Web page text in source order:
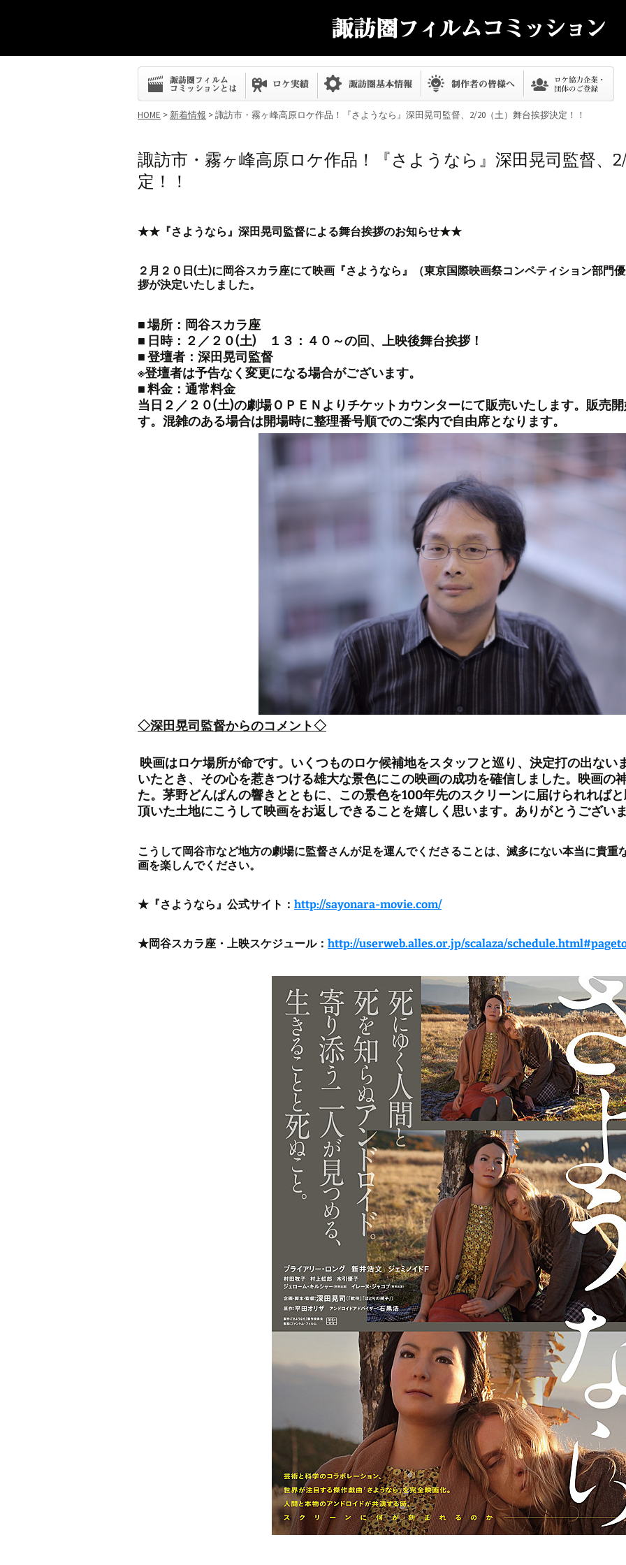
コ
テ
ン
ス
キ
ッ
プ
HOME > 新着情報 > 諏訪市・霧ヶ峰高原ロケ作品！『さようなら』深田晃司監督、2/20（土）舞台挨拶決定！！
諏訪市・霧ヶ峰高原ロケ作品！『さようなら』深田晃司監督、
定！！
★★『さようなら』深田晃司監督による舞台挨拶のお知らせ★★
２月２０日(土)に岡谷スカラ座にて映画『さようなら』（東京国際映画祭コンペティション部門
拶が決定いたしました。
■ 場所：岡谷スカラ座
■ 日時：２／２０(土) １３：４０～の回、上映後舞台挨拶！
■ 登壇者：深田晃司監督
※登壇者は予告なく変更になる場合がございます。
■ 料金：通常料金
当日２／２０(土)の劇場ＯＰＥＮよりチケットカウンターにて販売いたします。販売
す。混雑のある場合は開場時に整理番号順でのご案内で自由席となります。
◇深田晃司監督からのコメント◇
映画はロケ場所が命です。いくつものロケ候補地をスタッフと巡り、決定打の出ない
いたとき、その心を惹きつける雄大な景色にこの映画の成功を確信しました。映画の
た。茅野どんぱんの響きとともに、この景色を100年先のスクリーンに届けられれば
頂いた土地にこうして映画をお返しできることを嬉しく思います。ありがとうござい
こうして岡谷市など地方の劇場に監督さんが足を運んでくださることは、滅多にない本当に貴重
画を楽しんでください。
★『さようなら』公式サイト： http://sayonara-movie.com/
★岡谷スカラ座・上映スケジュール： http://userweb.alles.or.jp/scalaza/